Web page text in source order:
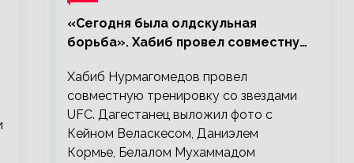
«Сегодня была олдскульная
борьба». Хабиб провел совместную
Хабиб Нурмагомедов провел
совместную тренировку со звездами
UFC. Дагестанец выложил фото с
Кейном Веласкесом, Даниэлем
Кормье, Белалом Мухаммадом